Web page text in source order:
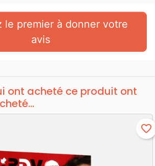
avis
ont acheté ce produit ont
favorite_border